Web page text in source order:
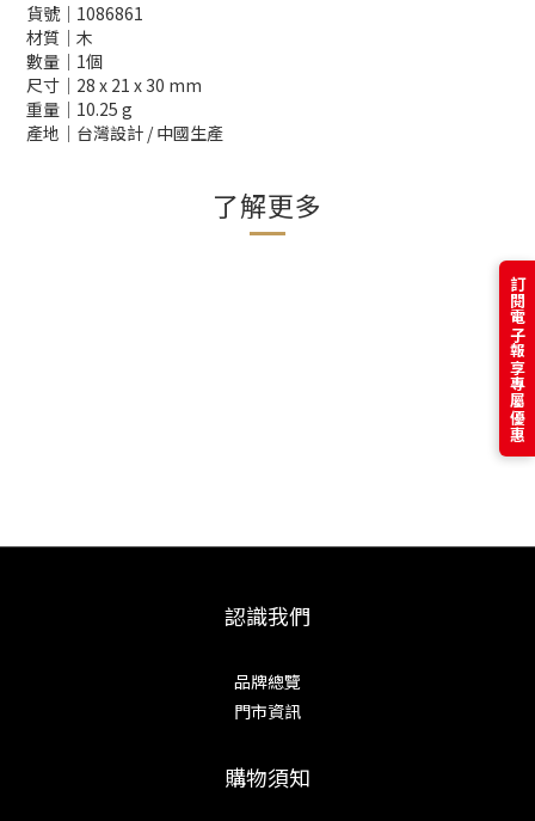
貨號│1086861
材質│木
數量│1個
尺寸│28 x 21 x 30 mm
重量│10.25 g
產地│台灣設計 / 中國生產
了解更多
認識我們
品牌總覽
門市資訊
購物須知
訂閱電子報享專屬優惠